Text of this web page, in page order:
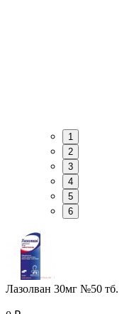
1
2
3
4
5
6
Лазолван 30мг №50 тб.